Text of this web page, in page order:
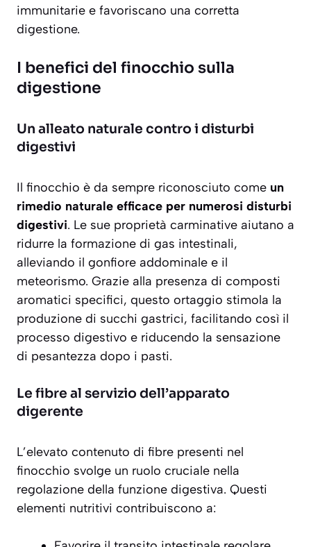
immunitarie e favoriscano una corretta
digestione.
I benefici del finocchio sulla
digestione
Un alleato naturale contro i disturbi
digestivi
Il finocchio è da sempre riconosciuto come un
rimedio naturale efficace per numerosi disturbi
digestivi. Le sue proprietà carminative aiutano a
ridurre la formazione di gas intestinali,
alleviando il gonfiore addominale e il
meteorismo. Grazie alla presenza di composti
aromatici specifici, questo ortaggio stimola la
produzione di succhi gastrici, facilitando così il
processo digestivo e riducendo la sensazione
di pesantezza dopo i pasti.
Le fibre al servizio dell’apparato
digerente
L’elevato contenuto di fibre presenti nel
finocchio svolge un ruolo cruciale nella
regolazione della funzione digestiva. Questi
elementi nutritivi contribuiscono a: